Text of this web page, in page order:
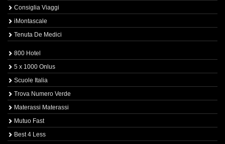
Consiglia Viaggi
iMontascale
Tenuta De Medici
800 Hotel
5 x 1000 Onlus
Scuole Italia
Trova Numero Verde
Materassi Materassi
Mutuo Fast
Best 4 Less